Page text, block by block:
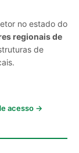
no estado do
regionais de
de
acesso →